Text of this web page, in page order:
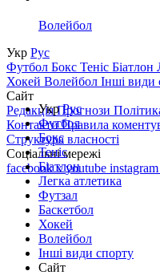
Волейбол
Укр Рус
Футбол Бокс Теніс Біатлон
Хокей Волейбол Інші види
Сайт
РедакціяПрогнози
КонтактиПравила
Структура власності
Соціальні мережі
facebookxyoutube instagram
УкрРус
Футбол
Бокс
Теніс
Біатлон
Легка атлетика
Футзал
Баскетбол
Хокей
Волейбол
Інші види спорту
Сайт